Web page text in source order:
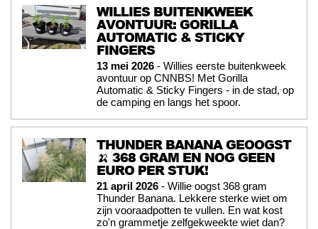
WILLIES BUITENKWEEK
AVONTUUR: GORILLA
AUTOMATIC & STICKY
FINGERS
13 mei 2026 - Willies eerste buitenkweek
avontuur op CNNBS! Met Gorilla
Automatic & Sticky Fingers - in de stad, op
de camping en langs het spoor.
THUNDER BANANA GEOOGST
🍌 368 GRAM EN NOG GEEN
EURO PER STUK!
21 april 2026 - Willie oogst 368 gram
Thunder Banana. Lekkere sterke wiet om
zijn vooraadpotten te vullen. En wat kost
zo'n grammetje zelfgekweekte wiet dan?